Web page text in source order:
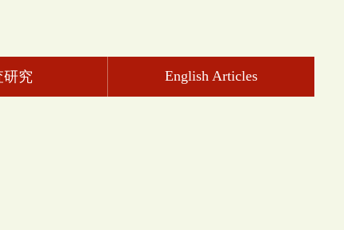
研究 English Articles